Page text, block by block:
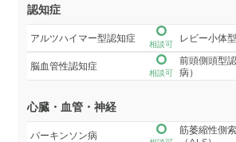
認知症
アルツハイマー型認知症
相談可
レビー小体
脳血管性認知症
相談可
前頭側頭型
病）
心臓・血管・神経
パーキンソン病
筋萎縮性側